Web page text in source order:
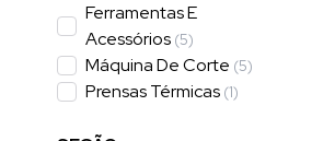
Ferramentas E
Acessórios (5)
Máquina De Corte (5)
Prensas Térmicas (1)